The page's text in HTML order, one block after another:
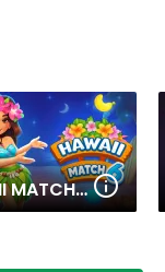
HAWAII MATCH 6